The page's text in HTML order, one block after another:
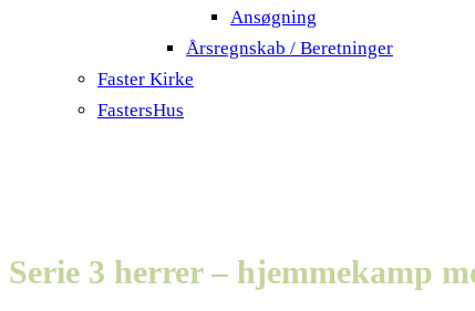
Ansøgning
Årsregnskab / Beretninger
Faster Kirke
FastersHus
Serie 3 herrer – hjemmekamp